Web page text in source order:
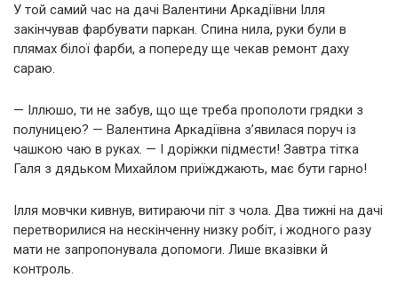
У той самий час на дачі Валентини Аркадіївни Ілля
закінчував фарбувати паркан. Спина нила, руки були в
плямах білої фарби, а попереду ще чекав ремонт даху
сараю.
— Іллюшо, ти не забув, що ще треба прополоти грядки з
полуницею? — Валентина Аркадіївна з’явилася поруч із
чашкою чаю в руках. — І доріжки підмести! Завтра тітка
Галя з дядьком Михайлом приїжджають, має бути гарно!
Ілля мовчки кивнув, витираючи піт з чола. Два тижні на дачі
перетворилися на нескінченну низку робіт, і жодного разу
мати не запропонувала допомоги. Лише вказівки й
контроль.